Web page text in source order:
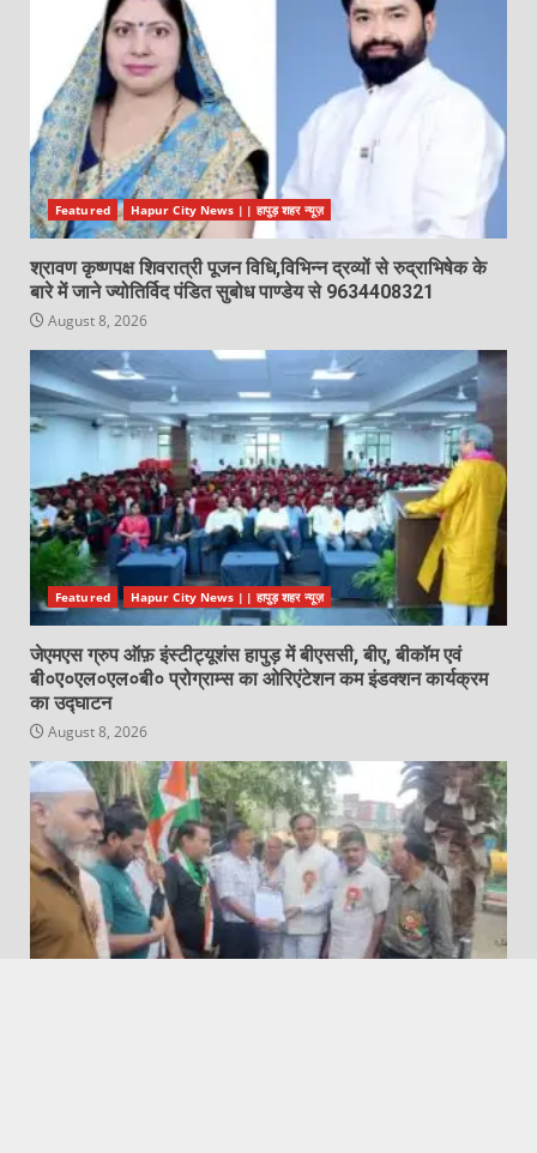
Featured Hapur City News || हापुड़ शहर न्यूज़
श्रावण कृष्णपक्ष शिवरात्री पूजन विधि,विभिन्न द्रव्यों से रुद्राभिषेक के
बारे में जाने ज्योतिर्विद पंडित सुबोध पाण्डेय से 9634408321
August 8, 2026
Featured Hapur City News || हापुड़ शहर न्यूज़
जेएमएस ग्रुप ऑफ़ इंस्टीट्यूशंस हापुड़ में बीएससी, बीए, बीकॉम एवं
बी०ए०एल०एल०बी० प्रोग्राम्स का ओरिएंटेशन कम इंडक्शन कार्यक्रम
का उद्घाटन
August 8, 2026